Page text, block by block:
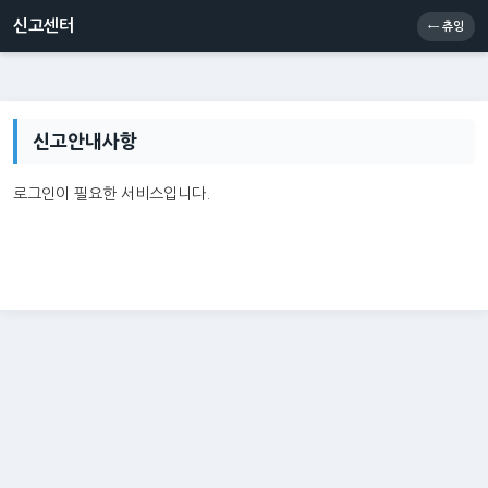
신고센터 메인
신고센터 ← 츄잉
신고안내사항
로그인이 필요한 서비스입니다.